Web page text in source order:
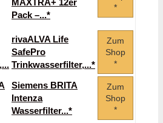
MAXTRA+ 12er
Pack –...*
*
rivaALVA Life
SafePro
Trinkwasserfilter,...*
Zum
Shop
*
Siemens BRITA
Intenza
Wasserfilter...*
Zum
Shop
*